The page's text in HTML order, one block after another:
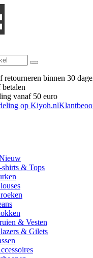
retourneren binnen 30
vanaf 50 euro
shirts & Tops
& Vesten
& Gilets